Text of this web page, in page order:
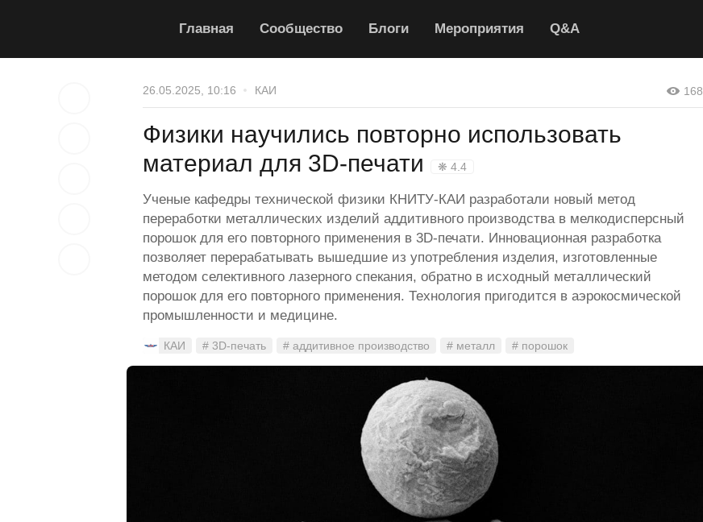
Главная Сообщество Блоги Мероприятия Q&A
26.05.2025, 10:16 КАИ 168
Физики научились повторно использовать
материал для 3D-печати
❋ 4.4
Ученые кафедры технической физики КНИТУ-КАИ разработали новый метод
переработки металлических изделий аддитивного производства в мелкодисперсный
порошок для его повторного применения в 3D-печати. Инновационная разработка
позволяет перерабатывать вышедшие из употребления изделия, изготовленные
методом селективного лазерного спекания, обратно в исходный металлический
порошок для его повторного применения. Технология пригодится в аэрокосмической
промышленности и медицине.
КАИ # 3D-печать # аддитивное производство # металл # порошок